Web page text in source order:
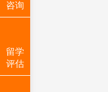
咨询
留学
评估